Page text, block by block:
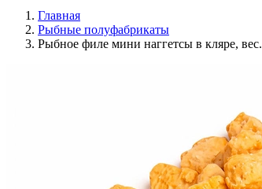
Главная
Рыбные полуфабрикаты
Рыбное филе мини наггетсы в кляре, вес.